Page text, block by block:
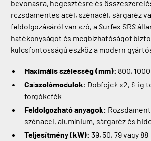
bevonásra, hegesztésre és
rozsdamentes acél, szénacél, sárgaréz
feldolgozásáról van szó, a Surfex SRS
hatékonyságot és megbízhatóságot
kulcsfontosságú eszköz a modern
Maximális szélesség (mm): 800,
Csiszolómodulok: Dobfejek x2, 8-ig
forgókefék
Feldolgozható anyagok:
szénacél, alumínium, sárgaréz és
Teljesítmény (kW):39, 50, 79 vagy 88